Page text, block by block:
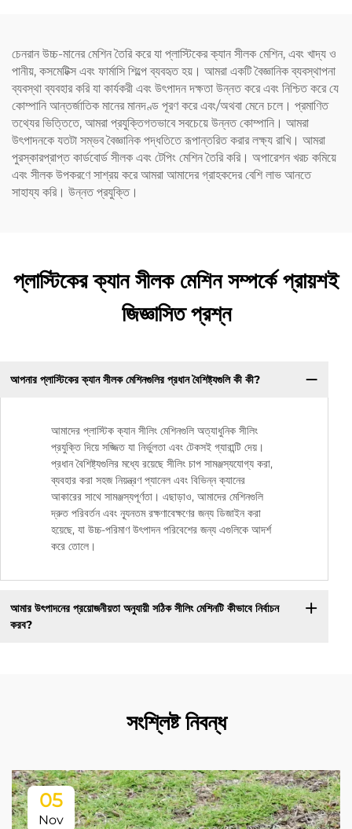
চেনরান উচ্চ-মানের মেশিন তৈরি করে যা প্লাস্টিকের ক্যান সীলক মেশিন, এবং খাদ্য ও
পানীয়, কসমেটিক্স এবং ফার্মাসি শিল্পে ব্যবহৃত হয়। আমরা একটি বৈজ্ঞানিক ব্যবস্থাপনা
ব্যবস্থা ব্যবহার করি যা কার্যকরী এবং উৎপাদন দক্ষতা উন্নত করে এবং নিশ্চিত করে যে
কোম্পানি আন্তর্জাতিক মানের মানদণ্ড পূরণ করে এবং/অথবা মেনে চলে। প্রমাণিত
তথ্যের ভিত্তিতে, আমরা প্রযুক্তিগতভাবে সবচেয়ে উন্নত কোম্পানি। আমরা
উৎপাদনকে যতটা সম্ভব বৈজ্ঞানিক পদ্ধতিতে রূপান্তরিত করার লক্ষ্য রাখি। আমরা
পুরস্কারপ্রাপ্ত কার্ডবোর্ড সীলক এবং টেপিং মেশিন তৈরি করি। অপারেশন খরচ কমিয়ে
এবং সীলক উপকরণে সাশ্রয় করে আমরা আমাদের গ্রাহকদের বেশি লাভ আনতে
সাহায্য করি। উন্নত প্রযুক্তি।
প্লাস্টিকের ক্যান সীলক মেশিন সম্পর্কে প্রায়শই
জিজ্ঞাসিত প্রশ্ন
আপনার প্লাস্টিকের ক্যান সীলক মেশিনগুলির প্রধান বৈশিষ্ট্যগুলি কী কী?
আমাদের প্লাস্টিক ক্যান সীলিং মেশিনগুলি অত্যাধুনিক সীলিং
প্রযুক্তি দিয়ে সজ্জিত যা নির্ভুলতা এবং টেকসই গ্যারান্টি দেয়।
প্রধান বৈশিষ্ট্যগুলির মধ্যে রয়েছে সীলিং চাপ সামঞ্জস্যযোগ্য করা,
ব্যবহার করা সহজ নিয়ন্ত্রণ প্যানেল এবং বিভিন্ন ক্যানের
আকারের সাথে সামঞ্জস্যপূর্ণতা। এছাড়াও, আমাদের মেশিনগুলি
দ্রুত পরিবর্তন এবং ন্যূনতম রক্ষণাবেক্ষণের জন্য ডিজাইন করা
হয়েছে, যা উচ্চ-পরিমাণ উৎপাদন পরিবেশের জন্য এগুলিকে আদর্শ
করে তোলে।
আমার উৎপাদনের প্রয়োজনীয়তা অনুযায়ী সঠিক সীলিং মেশিনটি কীভাবে নির্বাচন
করব?
সংশ্লিষ্ট নিবন্ধ
05
Nov